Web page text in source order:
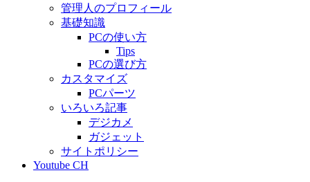
管理人のプロフィール
基礎知識
PCの使い方
Tips
PCの選び方
カスタマイズ
PCパーツ
いろいろ記事
デジカメ
ガジェット
サイトポリシー
Youtube CH